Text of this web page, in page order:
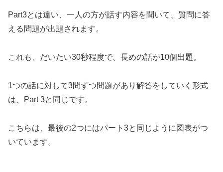
Part3とは違い、一人の方が話す内容を聞いて、質問に答
える問題が出題されます。
これも、だいたい30秒程度で、長めの話が10個出題。
1つの話に対して3問ずつ問題があり解答をしていく形式
は、Part 3と同じです。
こちらは、最後の2つにはパート3と同じように図表がつ
いています。